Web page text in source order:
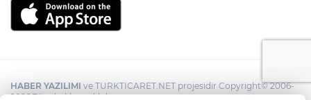
HABER YAZILIMI ve TURKTICARET.NET projesidir Copyright© 2006-
2026 Tüm hakları saklıdır.